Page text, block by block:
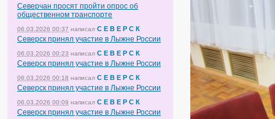
Северчан просят пройти опрос об
общественном транспорте
06.03.2026 00:37 написал С Е В Е Р С К
Северск принял участие в Лыжне России
06.03.2026 00:23 написал С Е В Е Р С К
Северск принял участие в Лыжне России
06.03.2026 00:18 написал С Е В Е Р С К
Северск принял участие в Лыжне России
06.03.2026 00:09 написал С Е В Е Р С К
Северск принял участие в Лыжне России